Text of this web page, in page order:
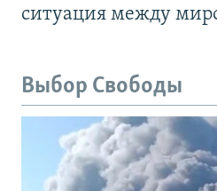
ситуация между
Выбор Свободы